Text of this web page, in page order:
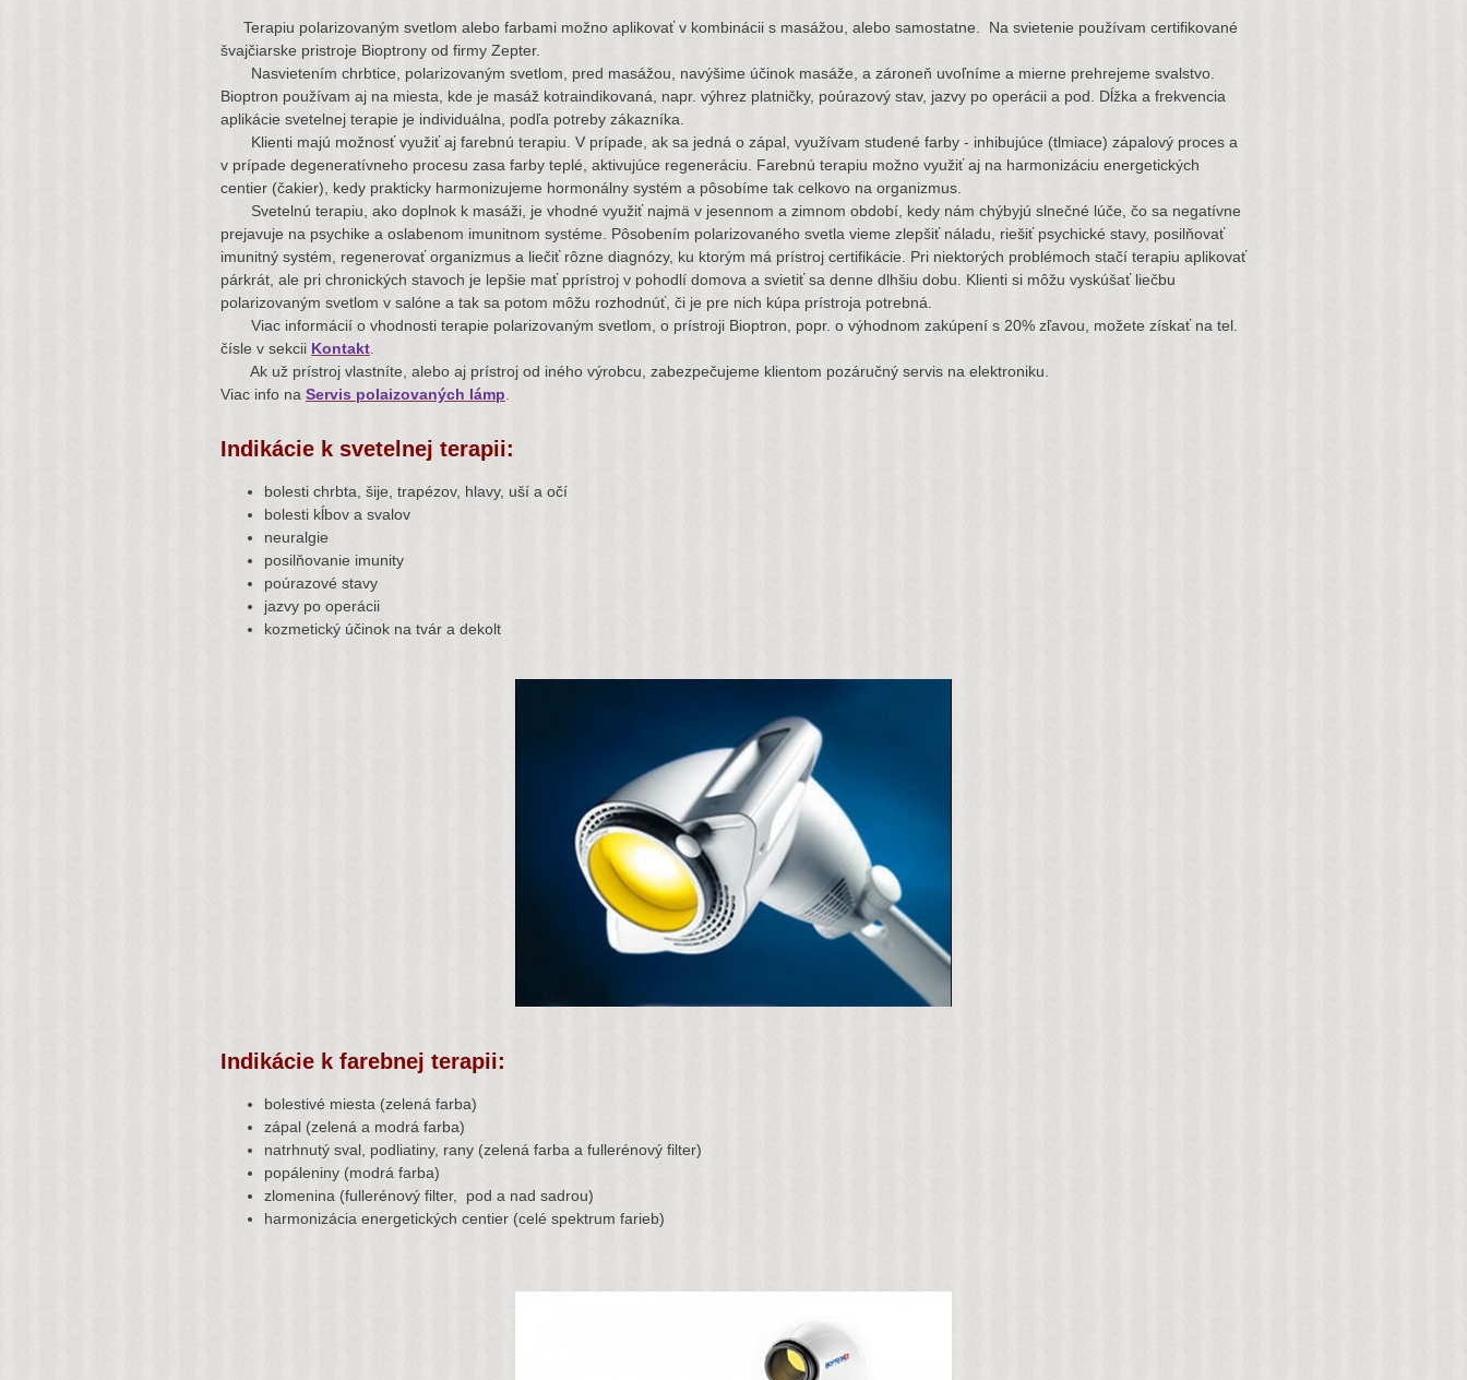
Terapiu polarizovaným svetlom alebo farbami možno aplikovať v kombinácii s masážou, alebo samostatne. Na svietenie používam certifikované
švajčiarske pristroje Bioptrony od firmy Zepter.
Nasvietením chrbtice, polarizovaným svetlom, pred masážou, navýšime účinok masáže, a zároneň uvoľníme a mierne prehrejeme svalstvo.
Bioptron používam aj na miesta, kde je masáž kotraindikovaná, napr. výhrez platničky, poúrazový stav, jazvy po operácii a pod. Dĺžka a frekvencia
aplikácie svetelnej terapie je individuálna, podľa potreby zákazníka.
Klienti majú možnosť využiť aj farebnú terapiu. V prípade, ak sa jedná o zápal, využívam studené farby - inhibujúce (tlmiace) zápalový proces a
v prípade degeneratívneho procesu zasa farby teplé, aktivujúce regeneráciu. Farebnú terapiu možno využiť aj na harmonizáciu energetických
centier (čakier), kedy prakticky harmonizujeme hormonálny systém a pôsobíme tak celkovo na organizmus.
Svetelnú terapiu, ako doplnok k masáži, je vhodné využiť najmä v jesennom a zimnom období, kedy nám chýbyjú slnečné lúče, čo sa negatívne
prejavuje na psychike a oslabenom imunitnom systéme. Pôsobením polarizovaného svetla vieme zlepšiť náladu, riešiť psychické stavy, posilňovať
imunitný systém, regenerovať organizmus a liečiť rôzne diagnózy, ku ktorým má prístroj certifikácie. Pri niektorých problémoch stačí terapiu aplikovať
párkrát, ale pri chronických stavoch je lepšie mať pprístroj v pohodlí domova a svietiť sa denne dlhšiu dobu. Klienti si môžu vyskúšať liečbu
polarizovaným svetlom v salóne a tak sa potom môžu rozhodnúť, či je pre nich kúpa prístroja potrebná.
Viac informácií o vhodnosti terapie polarizovaným svetlom, o prístroji Bioptron, popr. o výhodnom zakúpení s 20% zľavou, možete získať na tel.
čísle v sekcii Kontakt
Ak už prístroj vlastníte, alebo aj prístroj od iného výrobcu, zabezpečujeme klientom pozáručný servis na elektroniku.
Viac info na Servis polaizovaných lámp
Indikácie k svetelnej terapii:
bolesti chrbta, šije, trapézov, hlavy, uší a očí
bolesti kĺbov a svalov
neuralgie
posilňovanie imunity
poúrazové stavy
jazvy po operácii
kozmetický účinok na tvár a dekolt
Indikácie k farebnej terapii:
bolestivé miesta (zelená farba)
zápal (zelená a modrá farba)
natrhnutý sval, podliatiny, rany (zelená farba a fullerénový filter)
popáleniny (modrá farba)
zlomenina (fullerénový filter, pod a nad sadrou)
harmonizácia energetických centier (celé spektrum farieb)